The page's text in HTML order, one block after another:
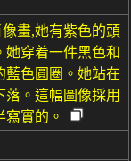
畫,她有紫色的頭
她穿着一件黑色和
藍色圓圈。她站在
。這幅圖像採用
實的。